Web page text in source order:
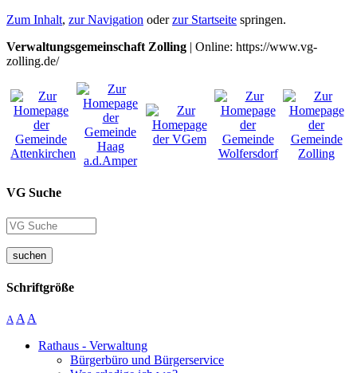
Zum Inhalt, zur Navigation oderzur Startseite springen.
Verwaltungsgemeinschaft Zolling | Online: https://www.vg-
zolling.de/
VG Suche
suchen
Schriftgröße
A A A
Rathaus - Verwaltung
Bürgerbüro und Bürgerservice